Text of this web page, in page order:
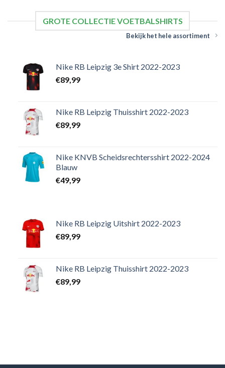
GROTE COLLECTIE VOETBALSHIRTS
Bekijk het hele assortiment
Nike RB Leipzig 3e Shirt 2022-2023
€89,99
Nike RB Leipzig Thuisshirt 2022-2023
€89,99
Nike KNVB Scheidsrechtersshirt 2022-2024
Blauw
€49,99
Nike RB Leipzig Uitshirt 2022-2023
€89,99
Nike RB Leipzig Thuisshirt 2022-2023
€89,99